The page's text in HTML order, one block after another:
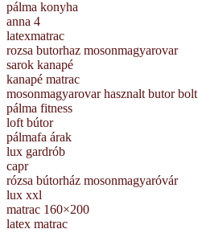
pálma konyha
anna 4
latexmatrac
rozsa butorhaz mosonmagyarovar
sarok kanapé
kanapé matrac
mosonmagyarovar hasznalt butor bolt
pálma fitness
loft bútor
pálmafa árak
lux gardrób
capr
rózsa bútorház mosonmagyaróvár
lux xxl
matrac 160×200
latex matrac